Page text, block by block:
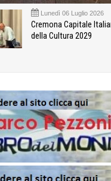
Lunedì 06 Luglio 2026
Cremona Capitale
della Cultura 2029